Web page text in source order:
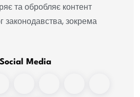
та обробляє контент
законодавства, зокрема
Social Media